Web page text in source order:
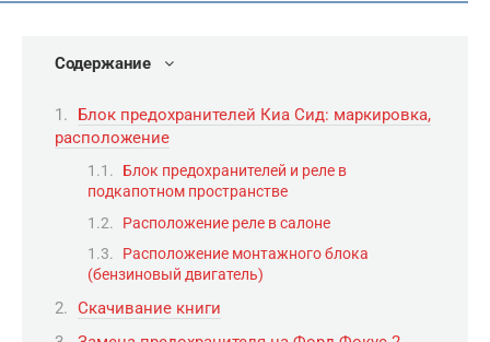
Содержание
Блок предохранителей Киа Сид: маркировка,
расположение
Блок предохранителей и реле в
подкапотном пространстве
Расположение реле в салоне
Расположение монтажного блока
(бензиновый двигатель)
Скачивание книги